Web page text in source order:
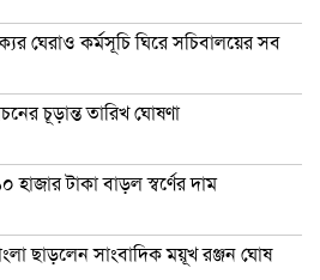
ঘেরাও কর্মসূচি ঘিরে সচিবালয়ের সব
চূড়ান্ত তারিখ ঘোষণা
হাজার টাকা বাড়ল স্বর্ণের দাম
ছাড়লেন সাংবাদিক ময়ূখ রঞ্জন ঘোষ